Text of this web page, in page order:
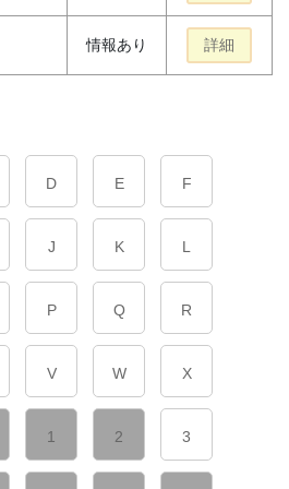
情報あり 詳細
D E F
J K L
P Q R
V W X
1 2 3